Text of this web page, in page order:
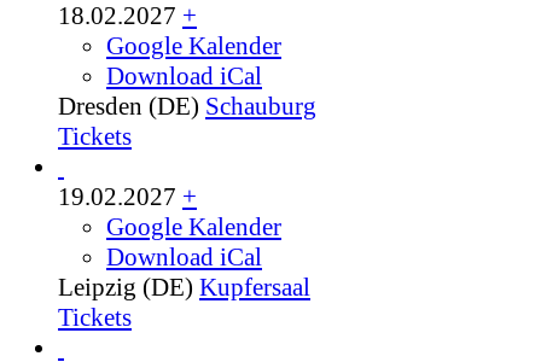
18.02.2027 +
Google Kalender
Download iCal
Dresden (DE) Schauburg
Tickets
19.02.2027 +
Google Kalender
Download iCal
Leipzig (DE) Kupfersaal
Tickets